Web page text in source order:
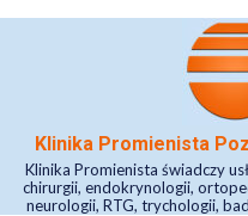
Skip
Enter)Klinika Promienista
Klinika Promienista świadczy
chirurgii, endokrynologii,
neurologii, RTG, trychologii,